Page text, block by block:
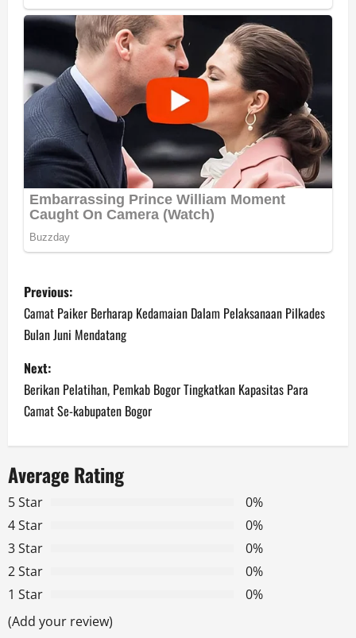
P
o
s
t
n
a
v
i
g
a
t
Previous:
Camat Paiker Berharap Kedamaian Dalam Pelaksanaan Pilkades
Bulan Juni Mendatang
Next:
Berikan Pelatihan, Pemkab Bogor Tingkatkan Kapasitas Para
Camat Se-kabupaten Bogor
Average Rating
5 Star
0%
4 Star
0%
3 Star
0%
2 Star
0%
1 Star
0%
(Add your review)